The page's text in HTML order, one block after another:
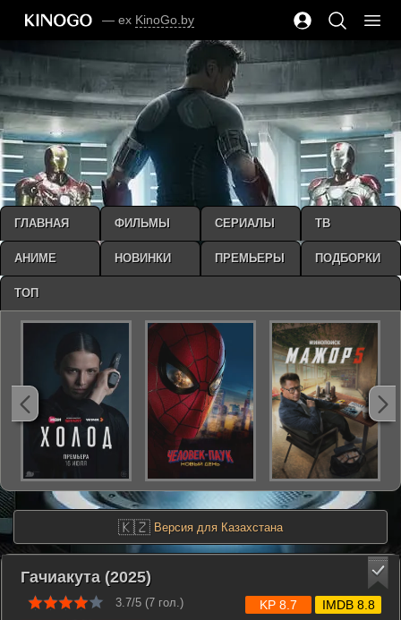
— ex KinoGo.by
🇰🇿 Версия для Казахстана
Гачиакута (2025)
3.7/5 (7 гол.) KP 8.7 IMDB 8.8
ГЛАВНАЯ ФИЛЬМЫ СЕРИАЛЫ ТВ
АНИМЕ НОВИНКИ ПРЕМЬЕРЫ ПОДБОРКИ
ТОП